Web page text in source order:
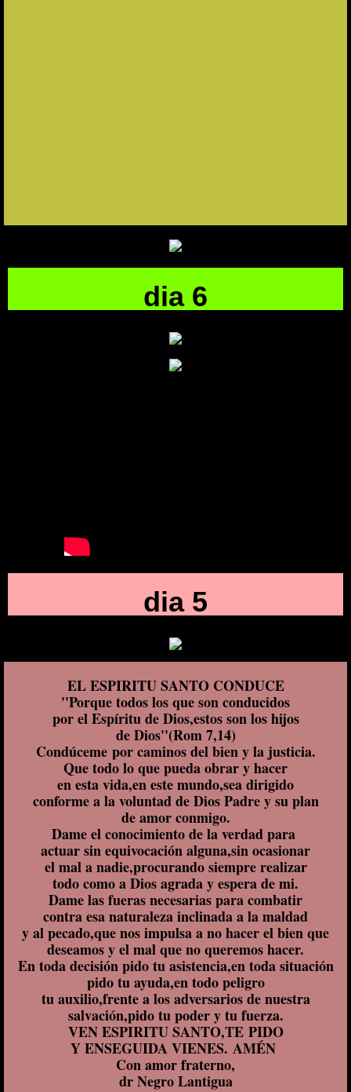
dia 6
dia 5
EL ESPIRITU SANTO CONDUCE
''Porque todos los que son conducidos
por el Espíritu de Dios,estos son los hijos
de Dios''(Rom 7,14)
​Condúceme por caminos del bien y la justicia.
Que todo lo que pueda obrar y hacer
en esta vida,en este mundo,sea dirigido
conforme a la voluntad de Dios Padre y su plan
de amor conmigo.
Dame el conocimiento de la verdad para
actuar sin equivocación alguna,sin ocasionar
el mal a nadie,procurando siempre realizar
todo como a Dios agrada y espera de mi.
Dame las fueras necesarias para combatir
contra esa naturaleza inclinada a la maldad
y al pecado,que nos impulsa a no hacer el bien que
deseamos y el mal que no queremos hacer.
En toda decisión pido tu asistencia,en toda situación
pido tu ayuda,en todo peligro
tu auxilio,frente a los adversarios de nuestra
salvación,pido tu poder y tu fuerza.
VEN ESPIRITU SANTO,TE PIDO
Y ENSEGUIDA VIENES. AMÉN
Con amor fraterno,
dr Negro Lantigua